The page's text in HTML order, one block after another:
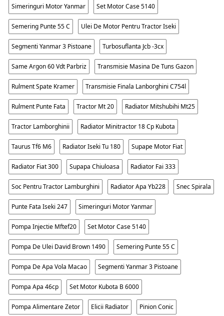
Simeringuri Motor Yanmar Set Motor Case 5140
Semering Punte 55 C Ulei De Motor Pentru Tractor Iseki
Segmenti Yanmar 3 Pistoane Turbosuflanta Jcb -3cx
Same Argon 60 Vdt Parbriz Transmisie Masina De Tuns Gazon
Rulment Spate Kramer Transmisie Finala Lanborghini C754l
Rulment Punte Fata Tractor Mt 20 Radiator Mitshubihi Mt25
Tractor Lamborghinii Radiator Minitractor 18 Cp Kubota
Taurus Tf6 M6 Radiator Iseki Tu 180 Supape Motor Fiat
Radiator Fiat 300 Supapa Chiuloasa Radiator Fai 333
Soc Pentru Tractor Lamburghini Radiator Apa Yb228 Snec Spirala
Punte Fata Iseki 247 Simeringuri Motor Yanmar
Pompa Injectie Mftef20 Set Motor Case 5140
Pompa De Ulei David Brown 1490 Semering Punte 55 C
Pompa De Apa Vola Macao Segmenti Yanmar 3 Pistoane
Pompa Apa 46cp Set Motor Kubota B 6000
Pompa Alimentare Zetor Elicii Radiator Pinion Conic